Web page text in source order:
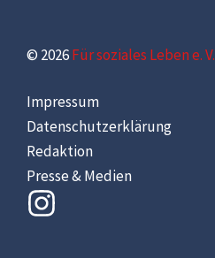
© 2026Für soziales Leben e. V.
Impressum
Datenschutzerklärung
Redaktion
Presse & Medien